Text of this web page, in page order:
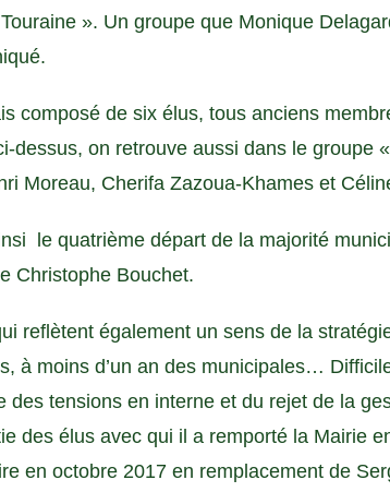
». Un groupe que Monique
composé de six élus, tous anciens
dessus, on retrouve aussi dans le groupe
Moreau, Cherifa Zazoua-Khames et
le quatrième départ de la majorité
Christophe Bouchet.
reflètent également un sens de la
à moins d’un an des municipales…
des tensions en interne et du rejet de la
des élus avec qui il a remporté la Mairie
en octobre 2017 en remplacement de